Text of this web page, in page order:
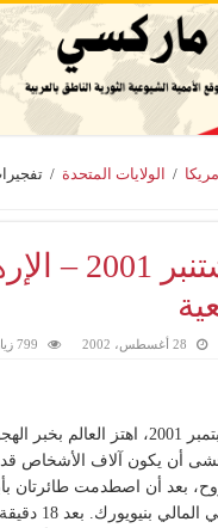
/ الولايات المتحدة /
تفجيرات شتنبر
28 أغسطس، 2002 799 زيارة
في يوم الثلاثاء 11 سبتمبر 2001، اهتز
أن يكون آلاف الأشخاص قد
بعد أن اصطدمت طائرتان
العالمي في